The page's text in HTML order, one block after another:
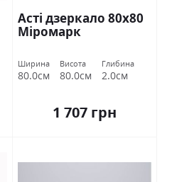
Асті дзеркало 80х80
Міромарк
Ширина
80.0см
Висота
80.0см
Глибина
2.0см
1 707 грн